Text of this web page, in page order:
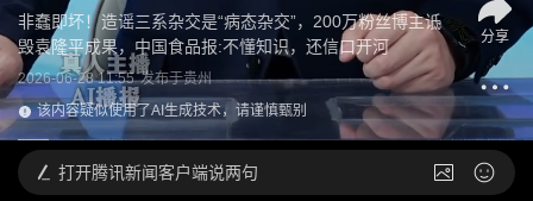
非蠢即坏！造谣三系杂交是“病态杂交”，200万粉丝博主诋
毁袁隆平成果，中国食品报:不懂知识，还信口开河
2026-06-28 11:55 发布于贵州
该内容疑似使用了AI生成技术，请谨慎甄别
分享
打开腾讯新闻客户端说两句